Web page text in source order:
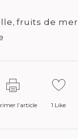
, fruits de mer
l’article 1 Like